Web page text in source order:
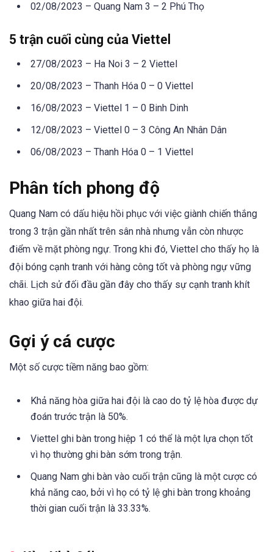
02/08/2023 – Quang Nam 3 – 2 Phú Thọ
5 trận cuối cùng của Viettel
27/08/2023 – Ha Noi 3 – 2 Viettel
20/08/2023 – Thanh Hóa 0 – 0 Viettel
16/08/2023 – Viettel 1 – 0 Binh Dinh
12/08/2023 – Viettel 0 – 3 Công An Nhân Dân
06/08/2023 – Thanh Hóa 0 – 1 Viettel
Phân tích phong độ
Quang Nam có dấu hiệu hồi phục với việc giành chiến thắng
trong 3 trận gần nhất trên sân nhà nhưng vẫn còn nhược
điểm về mặt phòng ngự. Trong khi đó, Viettel cho thấy họ là
đội bóng cạnh tranh với hàng công tốt và phòng ngự vững
chãi. Lịch sử đối đầu gần đây cho thấy sự cạnh tranh khít
khao giữa hai đội.
Gợi ý cá cược
Một số cược tiềm năng bao gồm:
Khả năng hòa giữa hai đội là cao do tỷ lệ hòa được dự
đoán trước trận là 50%.
Viettel ghi bàn trong hiệp 1 có thể là một lựa chọn tốt
vì họ thường ghi bàn sớm trong trận.
Quang Nam ghi bàn vào cuối trận cũng là một cược có
khả năng cao, bởi vì họ có tỷ lệ ghi bàn trong khoảng
thời gian cuối trận là 33.33%.